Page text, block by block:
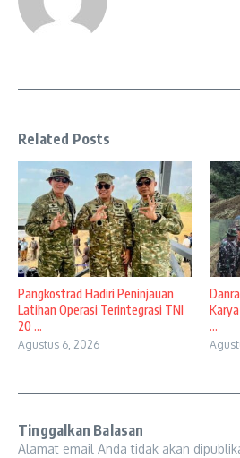
Related Posts
Pangkostrad Hadiri Peninjauan
Latihan Operasi Terintegrasi TNI
20 ...
Agustus 6, 2026
...
Tinggalkan Balasan
Alamat email Anda tidak akan